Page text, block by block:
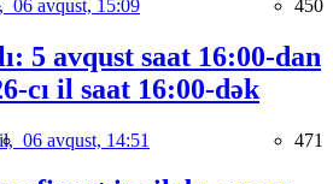
06 avqust, 15:09 450
5 avqust saat 16:00-dan
cı il saat 16:00-dək
06 avqust, 14:51 471